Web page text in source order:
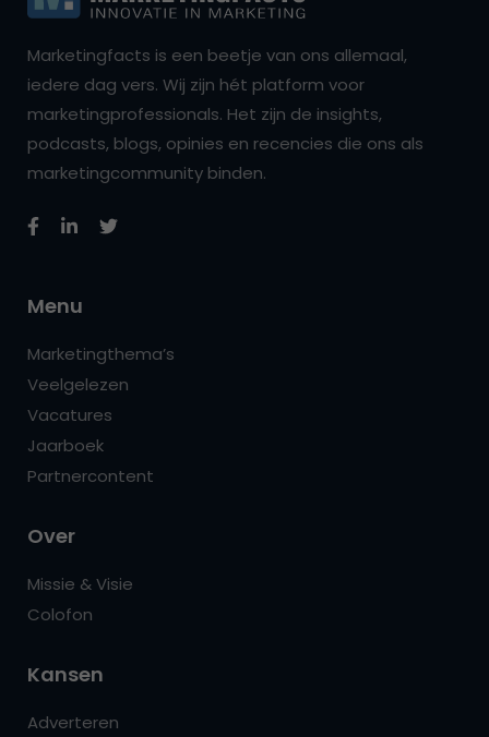
Marketingfacts is een beetje van ons allemaal,
iedere dag vers. Wij zijn hét platform voor
marketingprofessionals. Het zijn de insights,
podcasts, blogs, opinies en recencies die ons als
marketingcommunity binden.
Menu
Marketingthema’s
Veelgelezen
Vacatures
Jaarboek
Partnercontent
Over
Missie & Visie
Colofon
Kansen
Adverteren